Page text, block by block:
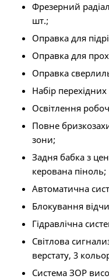
Фрезерний
шт.;
Оправка для
Оправка для
Оправка
Набір
Освітлення
Повне
зони;
Задня бабка з
керована піноль;
Автоматична
Блокування
Гідравлічна
Світлова
верстату, 3
Система ЗОР